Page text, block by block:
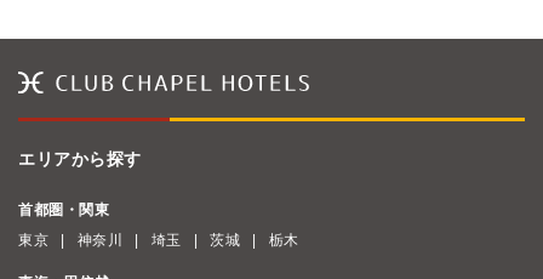
エリアから探す
首都圏・関東
東京
神奈川 埼玉 茨城 栃木